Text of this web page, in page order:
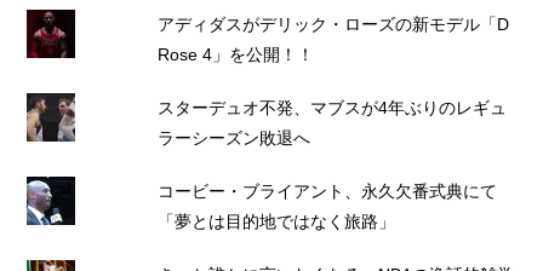
アディダスがデリック・ローズの新モデル「D
Rose 4」を公開！！
スターデュオ不発、マブスが4年ぶりのレギュ
ラーシーズン敗退へ
コービー・ブライアント、永久欠番式典にて
「夢とは目的地ではなく旅路」